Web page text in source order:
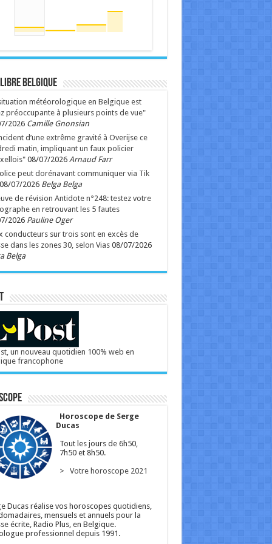
Belgique
météorologique en Belgique est
préoccupante à plusieurs points de vue"
2026 Camille Gnonsian
d’une extrême gravité à Overijse ce
matin, impliquant un faux policier
08/07/2026 Arnaud Farr
peut dorénavant communiquer via Tik
08/07/2026 Belga Belga
de révision Antidote n°248: testez votre
en retrouvant les 5 fautes
2026 Pauline Oger
conducteurs sur trois sont en excès de
dans les zones 30, selon Vias 08/07/2026
Belga
un nouveau quotidien 100% web en
francophone
Horoscope de Serge
Ducas
Tout les jours de 6h50,
7h50 et 8h50.
> Votre horoscope 2021
Ducas réalise vos horoscopes quotidiens,
mensuels et annuels pour la
écrite, Radio Plus, en Belgique.
professionnel depuis 1991.